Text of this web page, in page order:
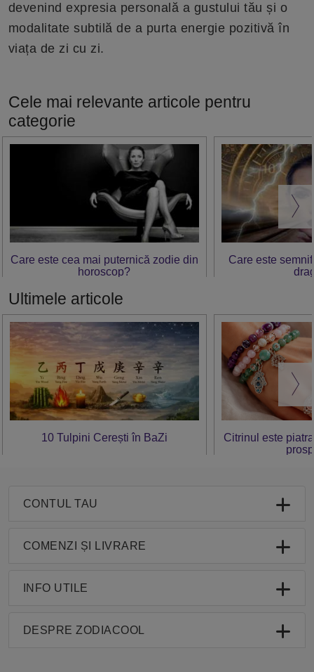
devenind expresia personală a gustului tău și o
modalitate subtilă de a purta energie pozitivă în
viața de zi cu zi.
Cele mai relevante articole pentru
categorie
Care este cea mai puternică zodie din
horoscop?
Care este
Ultimele articole
10 Tulpini Cerești în BaZi
Citrinul este
CONTUL TAU
COMENZI ȘI LIVRARE
INFO UTILE
DESPRE ZODIACOOL